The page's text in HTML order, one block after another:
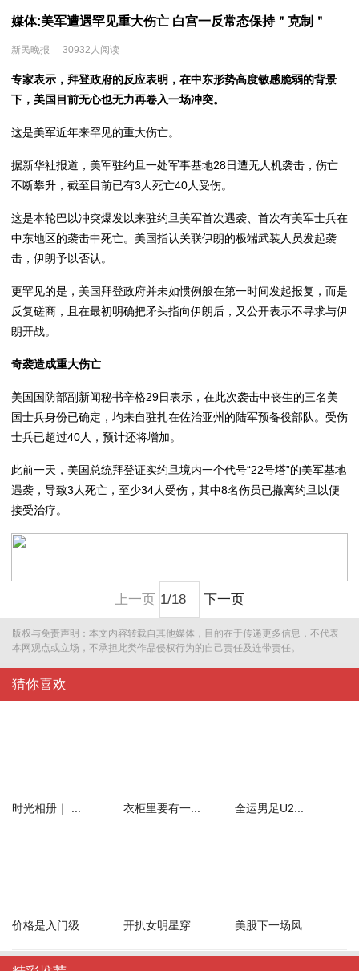
媒体:美军遭遇罕见重大伤亡 白宫一反常态保持＂克制＂
新民晚报 30932人阅读
专家表示， 拜登政府的反应表明，在中东形势高度敏感脆弱的背景
下，美国目前无心也无力再卷入一场冲突。
这是美军近年来罕见的重大伤亡。
据新华社报道，美军驻约旦一处军事基地28日遭无人机袭击，伤亡
不断攀升，截至目前已有3人死亡40人受伤。
这是本轮巴以冲突爆发以来驻约旦美军首次遇袭、首次有美军士兵在
中东地区的袭击中死亡。美国指认关联伊朗的极端武装人员发起袭
击，伊朗予以否认。
更罕见的是，美国拜登政府并未如惯例般在第一时间发起报复，而是
反复磋商，且在最初明确把矛头指向伊朗后，又公开表示不寻求与伊
朗开战。
奇袭造成重大伤亡
美国国防部副新闻秘书辛格29日表示，在此次袭击中丧生的三名美
国士兵身份已确定，均来自驻扎在佐治亚州的陆军预备役部队。受伤
士兵已超过40人，预计还将增加。
此前一天，美国总统拜登证实约旦境内一个代号“22号塔”的美军基地
遇袭，导致3人死亡，至少34人受伤，其中8名伤员已撤离约旦以便
接受治疗。
上一页 下一页
版权与免责声明：本文内容转载自其他媒体，目的在于传递更多信息，不代表
本网观点或立场，不承担此类作品侵权行为的自己责任及连带责任。
猜你喜欢
时光相册｜ ... 衣柜里要有一... 全运男足U2...
价格是入门级... 开扒女明星穿... 美股下一场风...